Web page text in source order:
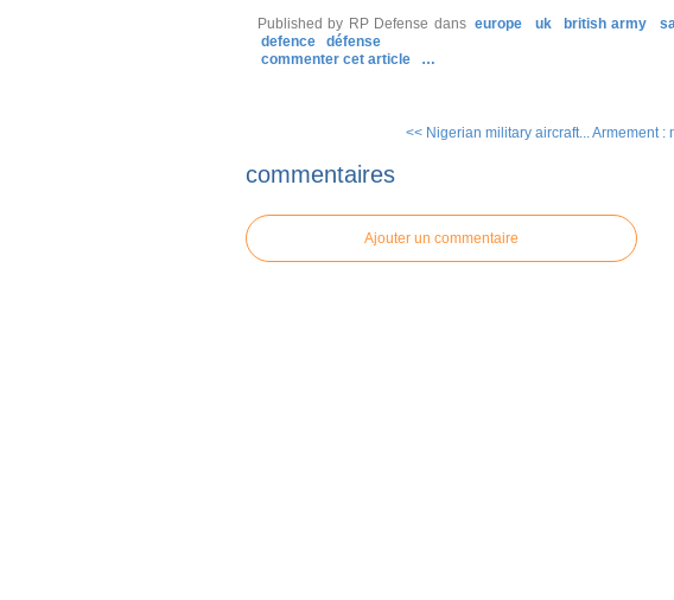
Published by RP Defense dans europe uk british army
defence
défense
commenter cet article
…
<< Nigerian military aircraft...Armement :
commentaires
Ajouter un commentaire